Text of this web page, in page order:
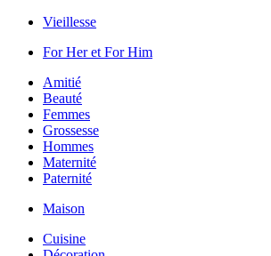
Vieillesse
For Her et For Him
Amitié
Beauté
Femmes
Grossesse
Hommes
Maternité
Paternité
Maison
Cuisine